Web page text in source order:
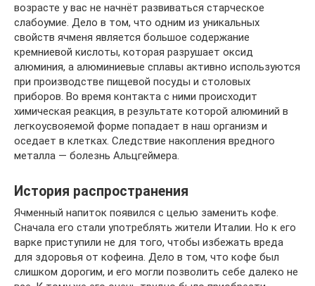
возрасте у вас не начнёт развиваться старческое
слабоумие. Дело в том, что одним из уникальных
свойств ячменя является большое содержание
кремниевой кислоты, которая разрушает оксид
алюминия, а алюминиевые сплавы активно используются
при производстве пищевой посуды и столовых
приборов. Во время контакта с ними происходит
химическая реакция, в результате которой алюминий в
легкоусвояемой форме попадает в наш организм и
оседает в клетках. Следствие накопления вредного
металла — болезнь Альцгеймера.
История распространения
Ячменный напиток появился с целью заменить кофе.
Сначала его стали употреблять жители Италии. Но к его
варке приступили не для того, чтобы избежать вреда
для здоровья от кофеина. Дело в том, что кофе был
слишком дорогим, и его могли позволить себе далеко не